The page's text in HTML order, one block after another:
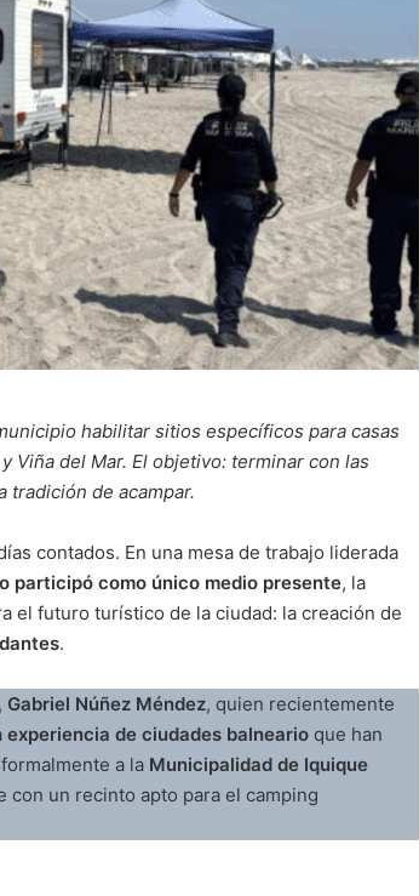
habilitar sitios específicos para casas
Viña del Mar. El objetivo: terminar con las
tradición de acampar.
contados. En una mesa de trabajo liderada
participó como único medio presente, la
el futuro turístico de la ciudad: la creación de
.
, Gabriel Núñez Méndez, quien recientemente
experiencia de ciudades balneario que han
a la Municipalidad de Iquique
con un recinto apto para el camping